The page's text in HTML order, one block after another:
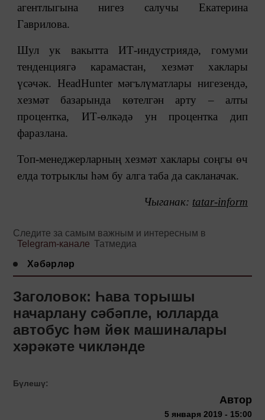
агентлыгына нигез салучы Екатерина
Гаврилова.
Шул ук вакытта ИТ-индустриядә, гомуми
тенденциягә карамастан, хезмәт хаклары
үсәчәк. HeadHunter мәгълүматлары нигезендә,
хезмәт базарында көтелгән арту ‒ алты
процентка, ИТ-өлкәдә ун процентка дип
фаразлана.
Топ-менеджерларның хезмәт хаклары соңгы өч
елда тотрыклы һәм бу алга таба да сакланачак.
Чыганак: tatar-inform
Следите за самым важным и интересным в
Telegram-канале Татмедиа
Хәбәрләр
Заголовок: Һава торышы
начарлану сәбәпле, юлларда
автобус һәм йөк машиналары
хәрәкәте чикләнде
Бүлешү:
Автор
5 января 2019 - 15:00